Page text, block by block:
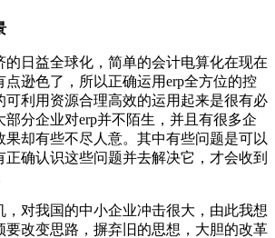
的日益全球化，简单的会计电算化在现在
点逊色了，所以正确运用erp全方位的控
可利用资源合理高效的运用起来是很有必
分企业对erp并不陌生，并且有很多企
果却有些不尽人意。其中有些问题是可以
确认识这些问题并去解决它，才会收到
，对我国的中小企业冲击很大，由此我想
要改变思路，摒弃旧的思想，大胆的改革